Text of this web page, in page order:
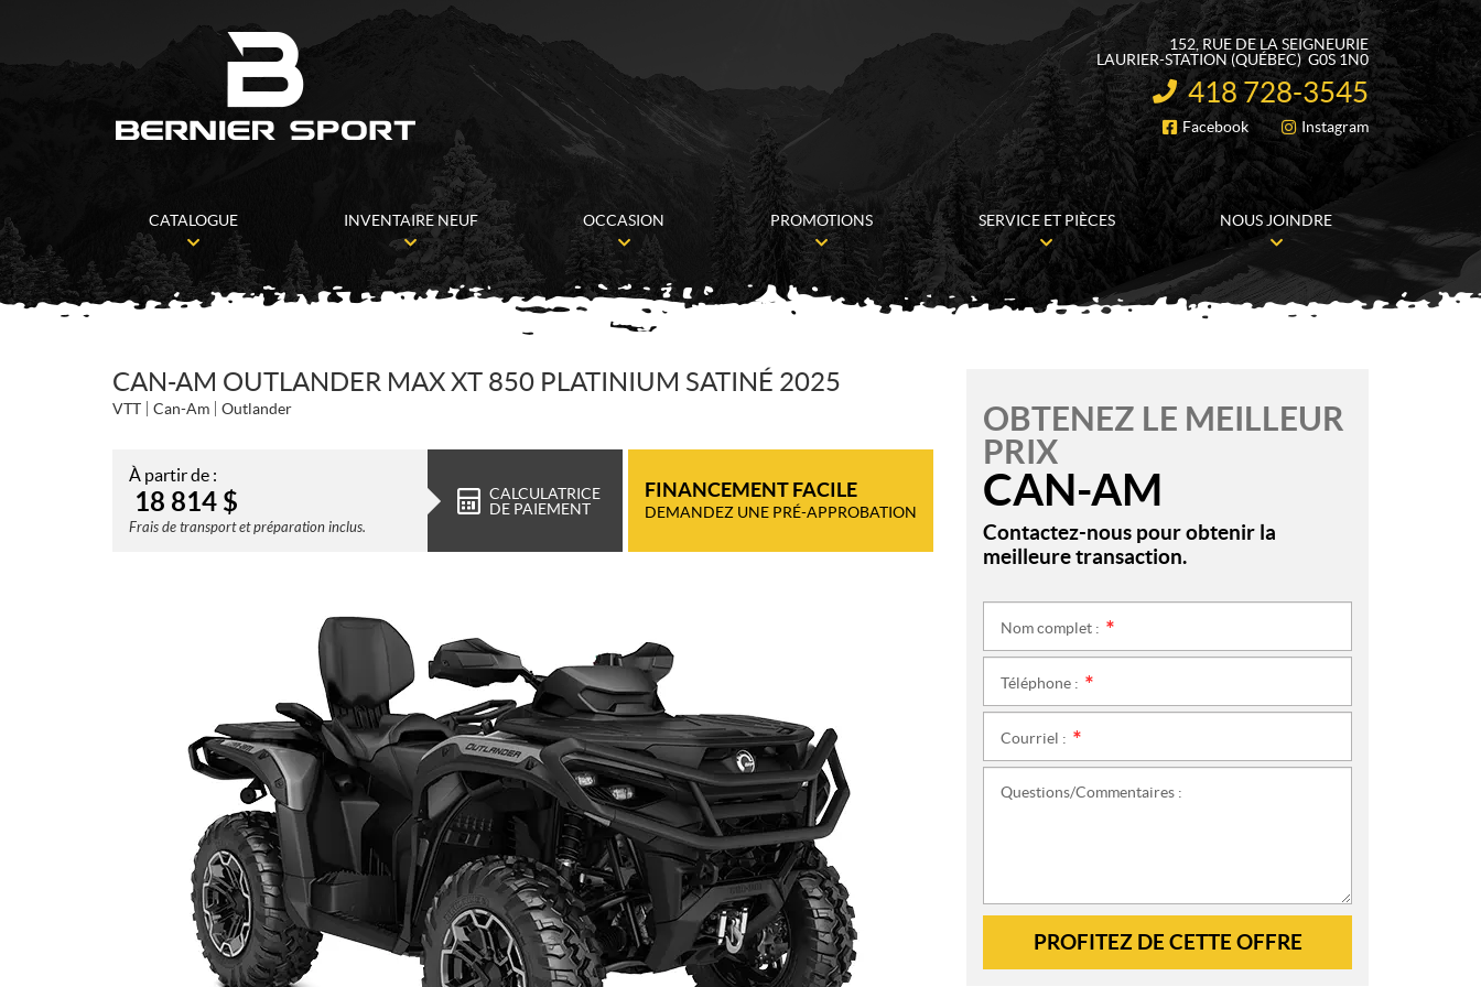
152, RUE DE LA SEIGNEURIE
LAURIER-STATION(QUÉBEC) G0S 1N0
INFORMATION :
418 728-3545
SUIVEZ-NOUS
Facebook Instagram
CATALOGUE INVENTAIRE NEUF OCCASION PROMOTIONS SERVICE ET PIÈCES NOUS JOINDRE
CAN-AM OUTLANDER MAX XT 850 PLATINIUM SATINÉ 2025
VTT Can-Am Outlander
À partir de :
18 814 $
Frais de transport et préparation inclus.
CALCULATRICE
DE PAIEMENT
FINANCEMENT FACILE
DEMANDEZ UNE PRÉ-APPROBATION
OBTENEZ LE MEILLEUR
PRIX
CAN-AM
Contactez-nous pour obtenir la
meilleure transaction.
Nom complet :
Téléphone :
Courriel :
Questions/Commentaires :
PROFITEZ DE CETTE OFFRE